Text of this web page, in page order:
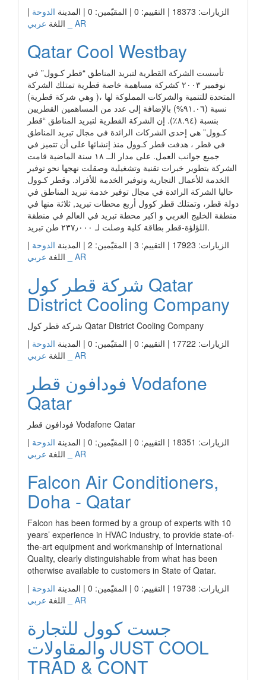
الزيارات: 18373 | التقييم: 0 | المقيّمين: 0 | المدينة
الدوحة |
اللغة عربي _ AR
Qatar Cool Westbay
تأسست الشركة القطرية لتبريد المناطق “قطر كـوول” في
نوفمبر ٢٠٠٣ كشركة مساهمة خاصة قطرية تمتلك الشركة
المتحدة للتنمية والشركات المملوكة لها ،( وهي شركة قطرية)
نسبة (٩١.٠٦%) بالإضافة إلى عدد من المساهمين القطريين
بنسبة (٨.٩٤٪). إن الشركة القطرية لتبريد المناطق “قطر
كـوول” هي إحدى الشركات الرائدة في مجال تبريد المناطق
في قطر ، هدفت قطر كـوول منذ إنشائها على أن تتميز في
جميع جوانب العمل. على مدار الــ ١٨ سنة الماضية قامت
الشركة بتطوير خبرات تقنية وتشغيلية وصقلت نهجها نحو توفير
الخدمة للأعمال التجارية وتوفير الخدمة للأفراد. وقطر كـوول
حاليا الشركة الرائدة في مجال توفير خدمة تبريد المناطق في
دولة قطر، وتمتلك قطر كوول أربع محطات تبريد, ثلاثة منها في
منطقة الخليج الغربي و اكبر محطة تبريد في العالم في منطقة
اللؤلؤة-قطر بطاقة كلية وصلت لـ ٢٣٧٫٠٠٠ طن تبريد.
الزيارات: 17923 | التقييم: 3 | المقيّمين: 2 | المدينة
الدوحة |
اللغة عربي _ AR
شركة قطر كول Qatar
District Cooling Company
شركة قطر كول Qatar District Cooling Company
الزيارات: 17722 | التقييم: 0 | المقيّمين: 0 | المدينة
الدوحة |
اللغة عربي _ AR
فودافون قطر Vodafone
Qatar
فودافون قطر Vodafone Qatar
الزيارات: 18351 | التقييم: 0 | المقيّمين: 0 | المدينة
الدوحة |
اللغة عربي _ AR
Falcon Air Conditioners,
Doha - Qatar
Falcon has been formed by a group of experts with 10
years’ experience in HVAC industry, to provide state-of-
the-art equipment and workmanship of International
Quality, clearly distinguishable from what has been
otherwise available to customers in State of Qatar.
الزيارات: 19738 | التقييم: 0 | المقيّمين: 0 | المدينة
الدوحة |
اللغة عربي _ AR
جست كوول للتجارة
والمقاولات JUST COOL
TRAD & CONT